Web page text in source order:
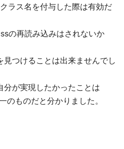
ラス名を付与した際は有効だ
の再読み込みはされないか
見つけることは出来ませんでし
が実現したかったことは
のものだと分かりました。